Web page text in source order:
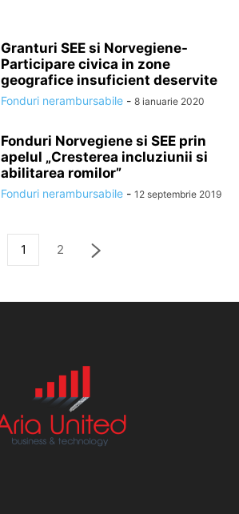
Granturi SEE si Norvegiene-
Participare civica in zone
geografice insuficient deservite
Fonduri nerambursabile - 8 ianuarie 2020
Fonduri Norvegiene si SEE prin
apelul „Cresterea incluziunii si
abilitarea romilor”
Fonduri nerambursabile - 12 septembrie 2019
1 2